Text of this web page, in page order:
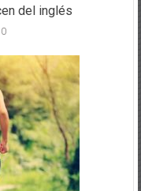
del inglés
0